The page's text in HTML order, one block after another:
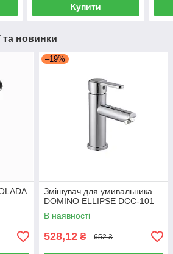
Купити
та новинки
–19%
Змішувач для умивальника
DOMINO ELLIPSE DCC-101
В наявності
528,12 ₴ 652 ₴